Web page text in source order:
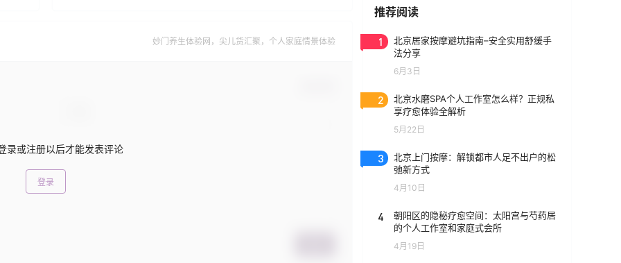
妙门养生体验网，尖儿货汇聚，个人家庭情景体验
录或注册以后才能发表评论
登录
推荐阅读
1
北京居家按摩避坑指南–安全实用舒缓手
法分享
6月3日
2
北京水磨SPA个人工作室怎么样？正规私
享疗愈体验全解析
5月22日
3
北京上门按摩：解锁都市人足不出户的松
弛新方式
4月10日
4
朝阳区的隐秘疗愈空间：太阳宫与芍药居
的个人工作室和家庭式会所
4月19日